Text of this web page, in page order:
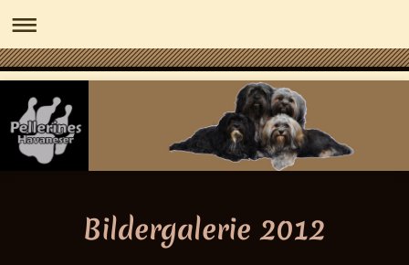
Bildergalerie 2012